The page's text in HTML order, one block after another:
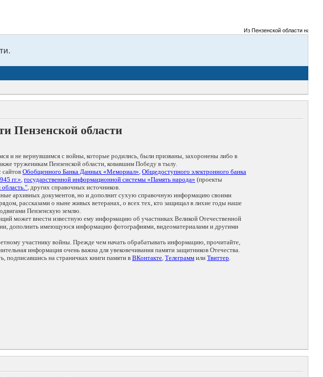
Из Пензенской области на
Пензенской области
и не вернувшимся с войны, которые родились, были призваны, захоронены либо в
труженикам Пензенской области, ковавшим Победу в тылу.
сайтовОбобщенного Банка Данных «Мемориал», Общедоступного электронного банка
гг.», государственной информационной системы «Память народа» (проекты
, других справочных источников.
архивных документов, но и дополнит сухую справочную информацию своими
рассказами о ныне живых ветеранах, о всех тех, кто защищал в лихие годы наше
Пензенскую землю.
может внести известную ему информацию об участниках Великой Отечественной
дополнить имеющуюся информацию фотографиями, видеоматериалами и другими
участнику войны. Прежде чем начать обрабатывать информацию, прочитайте,
информация очень важна для увековечивания памяти защитников Отечества.
на страничках книги памяти в ВКонтакте, Телеграмм или Твиттер.